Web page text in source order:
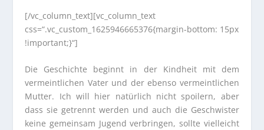
[/vc_column_text][vc_column_text
css=“.vc_custom_1625946665376{margin-bottom: 15px
!important;}“]
Die Geschichte beginnt in der Kindheit mit dem
vermeintlichen Vater und der ebenso vermeintlichen
Mutter. Ich will hier natürlich nicht spoilern, aber
dass sie getrennt werden und auch die Geschwister
keine gemeinsam Jugend verbringen, sollte vielleicht